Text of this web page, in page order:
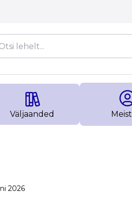
Väljaanded Meist
2026